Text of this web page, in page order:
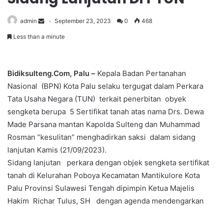
admin September 23, 2023 0 468
Less than a minute
Bidiksulteng.Com, Palu – Kepala Badan Pertanahan
Nasional (BPN) Kota Palu selaku tergugat dalam Perkara
Tata Usaha Negara (TUN) terkait penerbitan obyek
sengketa berupa 5 Sertifikat tanah atas nama Drs. Dewa
Made Parsana mantan Kapolda Sulteng dan Muhammad
Rosman “kesulitan” menghadirkan saksi dalam sidang
lanjutan Kamis (21/09/2023).
Sidang lanjutan perkara dengan objek sengketa sertifikat
tanah di Kelurahan Poboya Kecamatan Mantikulore Kota
Palu Provinsi Sulawesi Tengah dipimpin Ketua Majelis
Hakim Richar Tulus, SH dengan agenda mendengarkan